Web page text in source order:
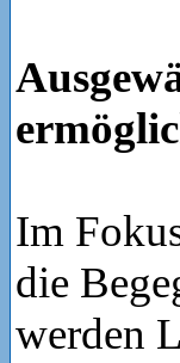
Im
die
werden